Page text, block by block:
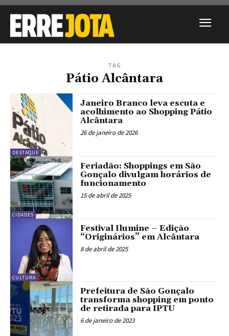
TAG
Pátio Alcântara
DESTAQUE
Janeiro Branco leva escuta e
acolhimento ao Shopping Pátio
Alcântara
26 de janeiro de 2026
CIDADES
Feriadão: Shoppings em São
Gonçalo divulgam horários de
funcionamento
15 de abril de 2025
CULTURA
Festival Ilumine – Edição
“Originários” em Alcântara
8 de abril de 2025
Prefeitura de São Gonçalo
transforma shopping em ponto
de retirada para IPTU
6 de janeiro de 2023